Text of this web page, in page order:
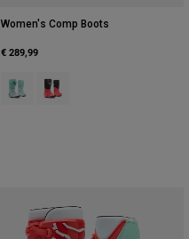
Women's Comp Boots
€ 289,99
Product swatch type of Eisiges
Product swatch type of